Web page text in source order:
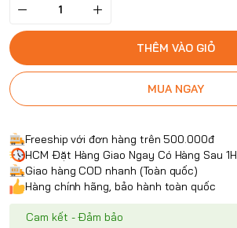
THÊM VÀO GIỎ
MUA NGAY
Freeship với đơn hàng trên 500.000đ
HCM Đặt Hàng Giao Ngay Có Hàng Sau 1H
Giao hàng COD nhanh (Toàn quốc)
Hàng chính hãng, bảo hành toàn quốc
Cam kết - Đảm bảo